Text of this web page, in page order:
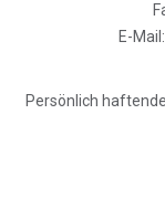
E-Mail:
Persönlich